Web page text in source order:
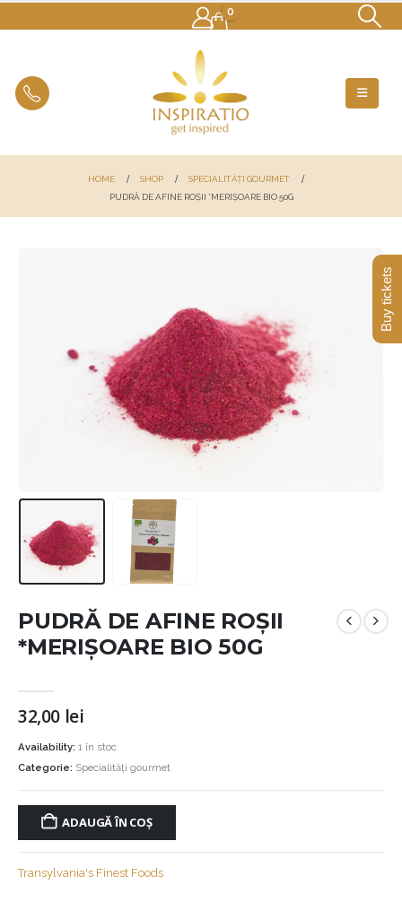
0
HOME SHOP
SPECIALITĂȚI GOURMET
PUDRĂ DE AFINE ROȘII *MERIȘOARE BIO 50G
PUDRĂ DE AFINE ROȘII
*MERIȘOARE BIO 50G
32,00 lei
Availability: 1 în stoc
Categorie: Specialități gourmet
ADAUGĂ ÎN COȘ
Transylvania's Finest Foods
Buy tickets